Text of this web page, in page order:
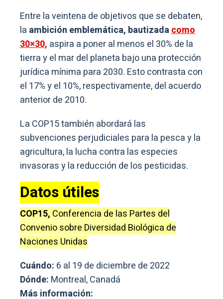
Entre la veintena de objetivos que se debaten,
la ambición emblemática, bautizadacomo
30×30, aspira a poner al menos el 30% de la
tierra y el mar del planeta bajo una protección
jurídica mínima para 2030. Esto contrasta con
el 17% y el 10%, respectivamente, del acuerdo
anterior de 2010.
La COP15 también abordará las
subvenciones perjudiciales para la pesca y la
agricultura, la lucha contra las especies
invasoras y la reducción de los pesticidas.
Datos útiles
COP15, Conferencia de las Partes del
Convenio sobre Diversidad Biológica de
Naciones Unidas
Cuándo: 6 al 19 de diciembre de 2022
Dónde: Montreal, Canadá
Más información: